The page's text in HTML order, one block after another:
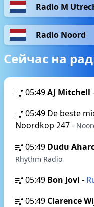
Radio M
Radio Noord
Сейчас на
05:49AJ Mitchell
05:49 De beste
Noordkop 247 -
05:49 Dudu
Rhythm Radio
05:49 Bon Jovi -
05:49 Clarence